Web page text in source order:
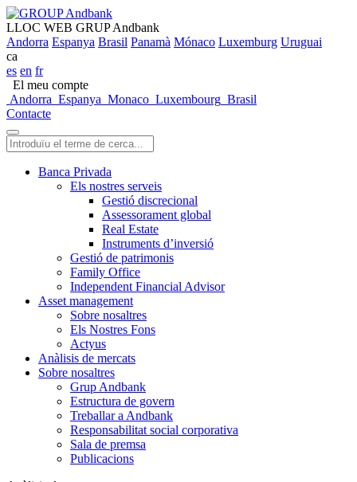
LLOC WEB GRUP Andbank
Andorra Espanya Brasil Panamà Mónaco Luxemburg Uruguai
ca
es en fr
El meu compte
Andorra Espanya Monaco Luxembourg Brasil
Contacte
Banca Privada
Els nostres serveis
Gestió discrecional
Assessorament global
Real Estate
Instruments d’inversió
Gestió de patrimonis
Family Office
Independent Financial Advisor
Asset management
Sobre nosaltres
Els Nostres Fons
Actyus
Anàlisis de mercats
Sobre nosaltres
Grup Andbank
Estructura de govern
Treballar a Andbank
Responsabilitat social corporativa
Sala de premsa
Publicacions